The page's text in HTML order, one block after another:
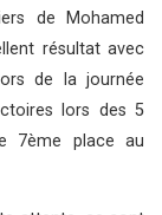
de Mohamed
résultat avec
de la journée
lors des 5
7ème place au